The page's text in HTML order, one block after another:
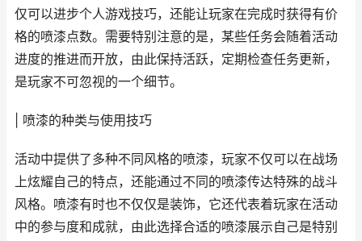
仅可以进步个人游戏技巧，还能让玩家在完成时获得有价
格的喷漆点数。需要特别注意的是，某些任务会随着活动
进度的推进而开放，由此保持活跃，定期检查任务更新，
是玩家不可忽视的一个细节。
| 喷漆的种类与使用技巧
活动中提供了多种不同风格的喷漆，玩家不仅可以在战场
上炫耀自己的特点，还能通过不同的喷漆传达特殊的战斗
风格。喷漆有时也不仅仅是装饰，它还代表着玩家在活动
中的参与度和成就，由此选择合适的喷漆展示自己是特别